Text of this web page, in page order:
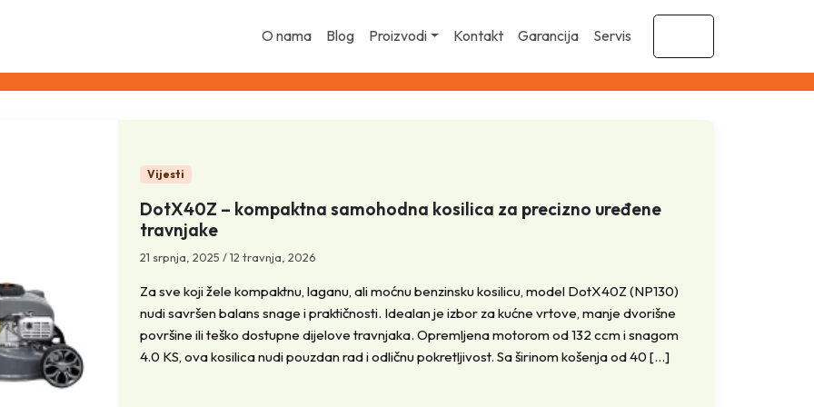
O nama
Blog Proizvodi Kontakt Garancija
Servis
Vijesti
DotX40Z – kompaktna samohodna kosilica za precizno uređene
travnjake
21 srpnja, 2025 / 12 travnja, 2026
Za sve koji žele kompaktnu, laganu, ali moćnu benzinsku kosilicu, model DotX40Z (NP130)
nudi savršen balans snage i praktičnosti. Idealan je izbor za kućne vrtove, manje dvorišne
površine ili teško dostupne dijelove travnjaka. Opremljena motorom od 132 ccm i snagom
4.0 KS, ova kosilica nudi pouzdan rad i odličnu pokretljivost. Sa širinom košenja od 40 […]